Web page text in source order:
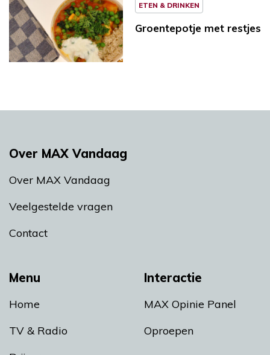
ETEN & DRINKEN
Groentepotje met restjes
Menu
Home
TV & Radio
Interactie
MAX Opinie Panel
Oproepen
Over MAX Vandaag
Over MAX Vandaag
Veelgestelde vragen
Contact